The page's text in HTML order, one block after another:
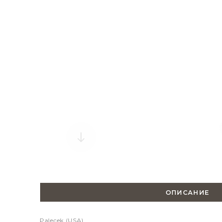
ОПИСАНИЕ
Palecek (USA)